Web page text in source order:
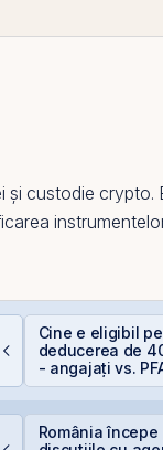
și custodie crypto.
Cine e eligibil
deducerea de
- angajați vs.
România începe